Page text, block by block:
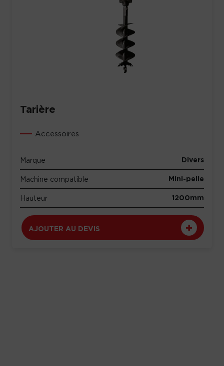
Tarière
Accessoires
Marque Divers
Machine compatible Mini-pelle
Hauteur 1200mm
AJOUTER AU DEVIS